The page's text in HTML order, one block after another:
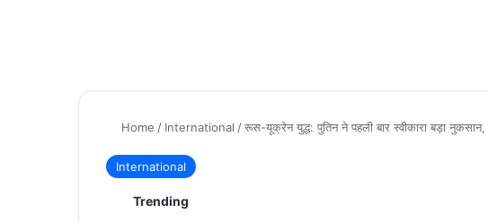
Home / International /रूस-यूक्रेन युद्ध: पुतिन ने पहली बार स्वीकारा बड़ा नुकसान,
International
Trending